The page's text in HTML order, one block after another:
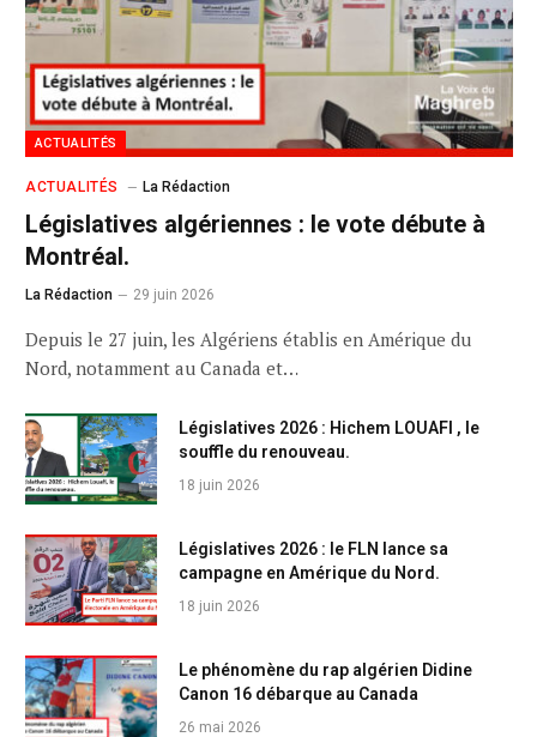
ACTUALITÉS
ACTUALITÉS La Rédaction
Législatives algériennes : le vote débute à
Montréal.
La Rédaction 29 juin 2026
Depuis le 27 juin, les Algériens établis en Amérique du
Nord, notamment au Canada et…
Législatives 2026 : Hichem LOUAFI , le
souffle du renouveau.
18 juin 2026
Législatives 2026 : le FLN lance sa
campagne en Amérique du Nord.
18 juin 2026
Le phénomène du rap algérien Didine
Canon 16 débarque au Canada
26 mai 2026